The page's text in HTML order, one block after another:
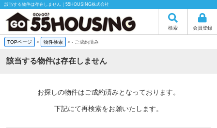
該当する物件は存在しません｜55HOUSING株式会社
検索 会員登録
TOPページ > 物件検索 >- ご成約済み
該当する物件は存在しません
お探しの物件はご成約済みとなっております。
下記にて再検索をお願いたします。